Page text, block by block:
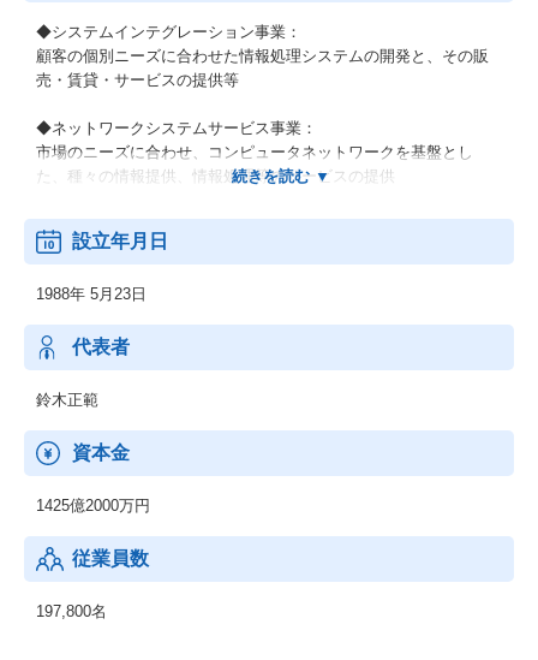
◆システムインテグレーション事業：
顧客の個別ニーズに合わせた情報処理システムの開発と、その販
売・賃貸・サービスの提供等
◆ネットワークシステムサービス事業：
市場のニーズに合わせ、コンピュータネットワークを基盤とし
た、種々の情報提供、情報処理等のサービスの提供
◆その他の事業：
顧客の経営上の問題点に係わる調査・分析、情報処理システムの
設立年月日
1988年 5月23日
代表者
鈴木正範
資本金
1425億2000万円
従業員数
197,800名